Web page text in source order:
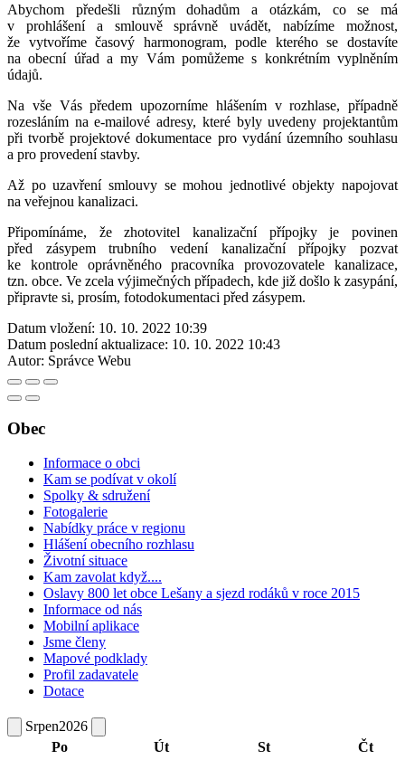
Abychom předešli různým dohadům a otázkám, co se má
v prohlášení a smlouvě správně uvádět, nabízíme možnost,
že vytvoříme časový harmonogram, podle kterého se dostavíte
na obecní úřad a my Vám pomůžeme s konkrétním vyplněním
údajů.
Na vše Vás předem upozorníme hlášením v rozhlase, případně
rozesláním na e-mailové adresy, které byly uvedeny projektantům
při tvorbě projektové dokumentace pro vydání územního souhlasu
a pro provedení stavby.
Až po uzavření smlouvy se mohou jednotlivé objekty napojovat
na veřejnou kanalizaci.
Připomínáme, že zhotovitel kanalizační přípojky je povinen
před zásypem trubního vedení kanalizační přípojky pozvat
ke kontrole oprávněného pracovníka provozovatele kanalizace,
tzn. obce. Ve zcela výjimečných případech, kde již došlo k zasypání,
připravte si, prosím, fotodokumentaci před zásypem.
Datum vložení: 10. 10. 2022 10:39
Datum poslední aktualizace: 10. 10. 2022 10:43
Autor: Správce Webu
Obec
Informace o obci
Kam se podívat v okolí
Spolky & sdružení
Fotogalerie
Nabídky práce v regionu
Hlášení obecního rozhlasu
Životní situace
Kam zavolat když....
Oslavy 800 let obce Lešany a sjezd rodáků v roce 2015
Informace od nás
Mobilní aplikace
Jsme členy
Mapové podklady
Profil zadavatele
Dotace
Srpen2026
Po
Út St
Čt